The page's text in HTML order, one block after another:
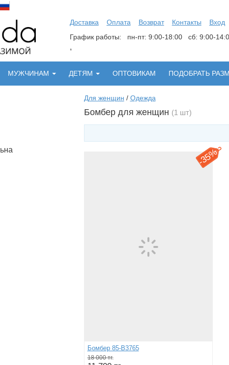
Доставка Оплата Возврат Контакты
Вход
График работы: пн-пт: 9:00-18:00 сб: 9:00-
,
МУЖЧИНАМ ДЕТЯМ ОПТОВИКАМ ПОДОБРАТЬ
Для женщин / Одежда
Бомбер для женщин (1 шт)
-
35%
Бомбер 85-B3765
18 000 тг.